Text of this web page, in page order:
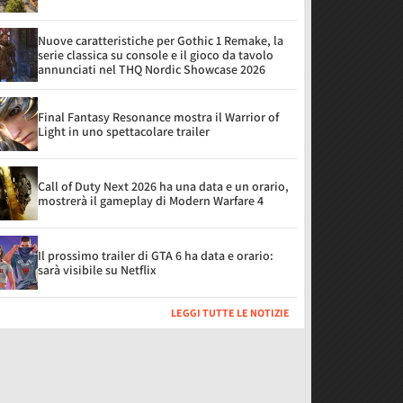
Nuove caratteristiche per Gothic 1 Remake, la
serie classica su console e il gioco da tavolo
annunciati nel THQ Nordic Showcase 2026
Final Fantasy Resonance mostra il Warrior of
Light in uno spettacolare trailer
Call of Duty Next 2026 ha una data e un orario,
mostrerà il gameplay di Modern Warfare 4
Il prossimo trailer di GTA 6 ha data e orario:
sarà visibile su Netflix
LEGGI TUTTE LE NOTIZIE